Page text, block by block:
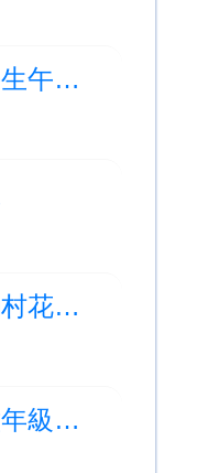
學校相片更新:小一學生午膳直擊
學校相片更新:馬灣涌村花燈節 - 繪畫花燈
學校相片更新:二至六年級家長會